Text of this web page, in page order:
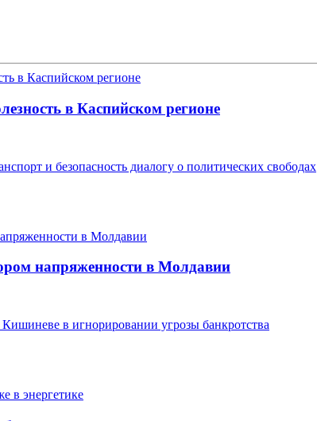
в Каспийском регионе
и безопасность диалогу о политических свободах
напряженности в Молдавии
в игнорировании угрозы банкротства